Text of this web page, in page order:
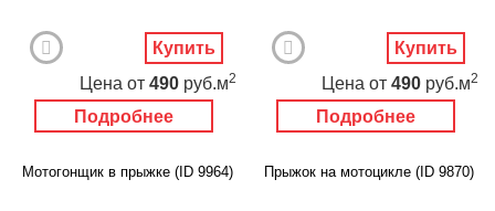
Подробнее
Цена от 490 руб.м2
Купить
Подробнее
Цена от 490 руб.м2
Купить
Мотогонщик в прыжке (ID 9964) Прыжок на мотоцикле (ID 9870)